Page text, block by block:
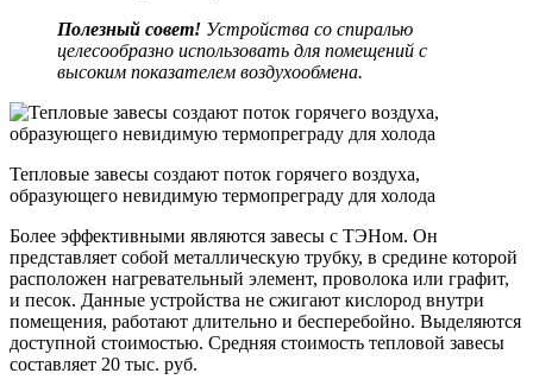
Полезный совет! Устройства со спиралью
целесообразно использовать для помещений с
высоким показателем воздухообмена.
Тепловые завесы создают поток горячего воздуха,
образующего невидимую термопреграду для холода
Более эффективными являются завесы с ТЭНом. Он
представляет собой металлическую трубку, в средине которой
расположен нагревательный элемент, проволока или графит,
и песок. Данные устройства не сжигают кислород внутри
помещения, работают длительно и бесперебойно. Выделяются
доступной стоимостью. Средняя стоимость тепловой завесы
составляет 20 тыс. руб.